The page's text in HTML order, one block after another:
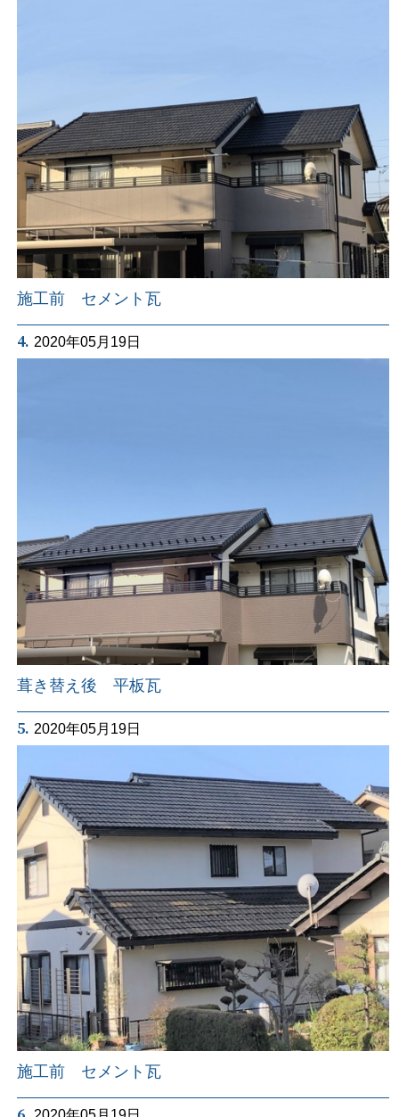
施工前 セメント瓦
4. 2020年05月19日
葺き替え後 平板瓦
5. 2020年05月19日
施工前 セメント瓦